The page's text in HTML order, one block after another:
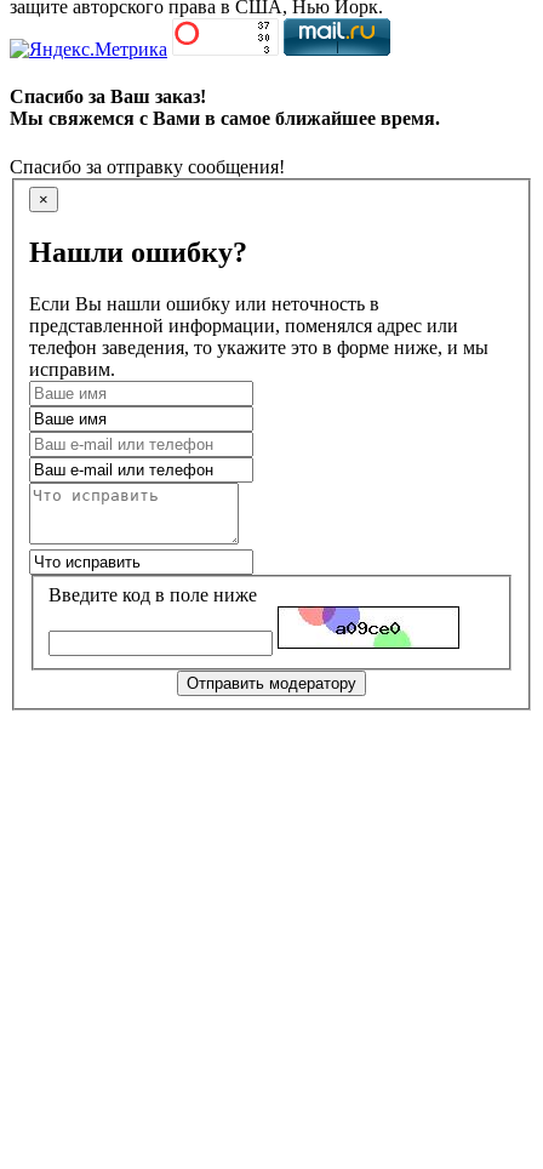
защите авторского права в США, Нью Йорк.
Спасибо за Ваш заказ!
Мы свяжемся с Вами в самое ближайшее время.
Спасибо за отправку сообщения!
×
Нашли ошибку?
Если Вы нашли ошибку или неточность в
представленной информации, поменялся адрес или
телефон заведения, то укажите это в форме ниже, и мы
исправим.
Введите код в поле ниже
Отправить модератору